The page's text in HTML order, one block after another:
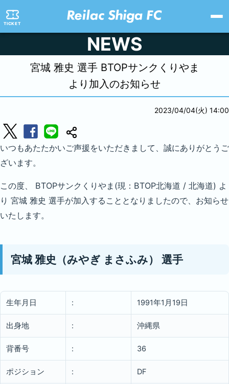
TICKET
NEWS
宮城 雅史 選手 BTOPサンクくりやま
より加入のお知らせ
2023/04/04(火) 14:00
いつもあたたかいご声援をいただきまして、誠にありがとうご
ざいます。
この度、 BTOPサンクくりやま(現：BTOP北海道 / 北海道) よ
り 宮城 雅史 選手が加入することとなりましたので、お知らせ
いたします。
宮城 雅史（みやぎ まさふみ） 選手
生年月日 : 1991年1月19日
出身地 : 沖縄県
背番号 : 36
ポジション : DF